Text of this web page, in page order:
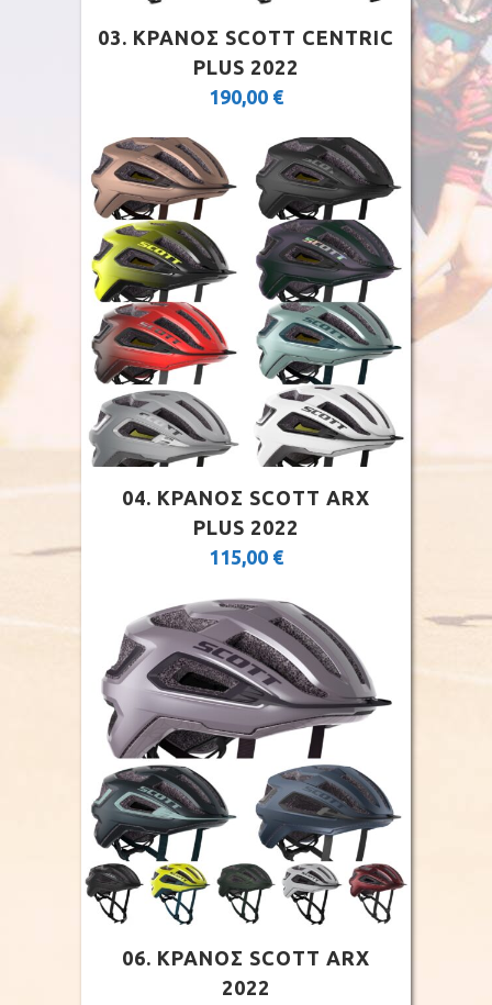
03. ΚΡΑΝΟΣ SCOTT CENTRIC
PLUS 2022
190,00 €
04. ΚΡΑΝΟΣ SCOTT ARX
PLUS 2022
115,00 €
06. ΚΡΑΝΟΣ SCOTT ARX
2022